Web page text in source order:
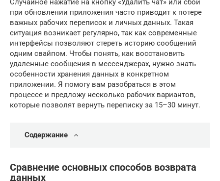
Случайное нажатие на кнопку «Удалить чат» или сбой
при обновлении приложения часто приводит к потере
важных рабочих переписок и личных данных. Такая
ситуация возникает регулярно, так как современные
интерфейсы позволяют стереть историю сообщений
одним свайпом. Чтобы понять, как восстановить
удаленные сообщения в мессенджерах, нужно знать
особенности хранения данных в конкретном
приложении. Я помогу вам разобраться в этом
процессе и предложу несколько рабочих вариантов,
которые позволят вернуть переписку за 15–30 минут.
Содержание
Сравнение основных способов возврата
данных